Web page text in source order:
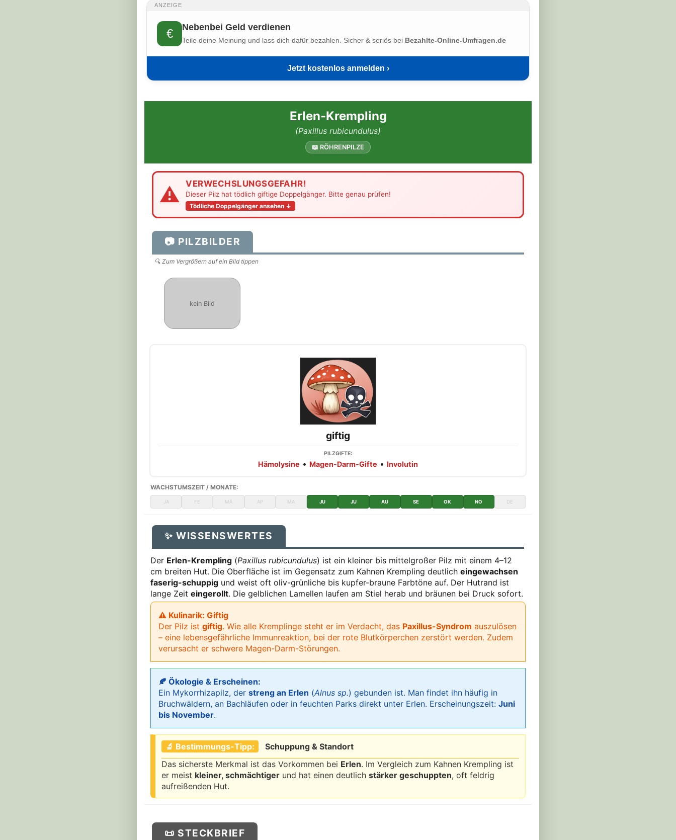
ANZEIGE
€ Nebenbei Geld verdienen
Teile deine Meinung und lass dich dafür bezahlen. Sicher & seriös bei Bezahlte-Online-Umfragen.de
Jetzt kostenlos anmelden ›
Erlen-Krempling
(Paxillus rubicundulus)
📖 RÖHRENPILZE
⚠ VERWECHSLUNGSGEFAHR!
Dieser Pilz hat tödlich giftige Doppelgänger. Bitte genau prüfen!
Tödliche Doppelgänger ansehen ↓
📷 PILZBILDER
🔍 Zum Vergrößern auf ein Bild tippen
kein Bild
giftig
PILZGIFTE:
Hämolysine • Magen-Darm-Gifte • Involutin
WACHSTUMSZEIT / MONATE:
JA FE MÄ AP MA JU JU AU SE OK NO DE
✨ WISSENSWERTES
Der Erlen-Krempling (Paxillus rubicundulus) ist ein kleiner bis mittelgroßer Pilz mit einem 4–12
cm breiten Hut. Die Oberfläche ist im Gegensatz zum Kahnen Krempling deutlich eingewachsen
faserig-schuppig und weist oft oliv-grünliche bis kupfer-braune Farbtöne auf. Der Hutrand ist
lange Zeit eingerollt. Die gelblichen Lamellen laufen am Stiel herab und bräunen bei Druck sofort.
⚠ Kulinarik: Giftig
Der Pilz ist giftig. Wie alle Kremplinge steht er im Verdacht, das Paxillus-Syndrom auszulösen
– eine lebensgefährliche Immunreaktion, bei der rote Blutkörperchen zerstört werden. Zudem
verursacht er schwere Magen-Darm-Störungen.
🍂 Ökologie & Erscheinen:
Ein Mykorrhizapilz, der streng an Erlen (Alnus sp.) gebunden ist. Man findet ihn häufig in
Bruchwäldern, an Bachläufen oder in feuchten Parks direkt unter Erlen. Erscheinungszeit: Juni
bis November.
🔬 Bestimmungs-Tipp:
Schuppung & Standort
Das sicherste Merkmal ist das Vorkommen bei Erlen. Im Vergleich zum Kahnen Krempling ist
er meist kleiner, schmächtiger und hat einen deutlich stärker geschuppten, oft feldrig
aufreißenden Hut.
📜 STECKBRIEF